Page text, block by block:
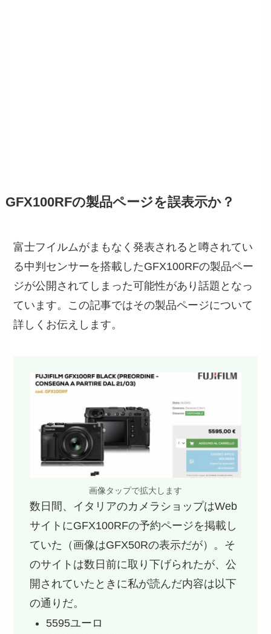
GFX100RFの製品ページを誤表示か？
富士フイルムがまもなく発表されると噂されてい
る中判センサーを搭載したGFX100RFの製品ペー
ジが公開されてしまった可能性があり話題となっ
ています。この記事ではその製品ページについて
詳しくお伝えします。
画像タップで拡大します
数日間、イタリアのカメラショップはWeb
サイトにGFX100RFの予約ページを掲載し
ていた（画像はGFX50Rの表示だが）。そ
のサイトは数日前に取り下げられたが、公
開されていたときに私が読んだ内容は以下
の通りだ。
5595ユーロ